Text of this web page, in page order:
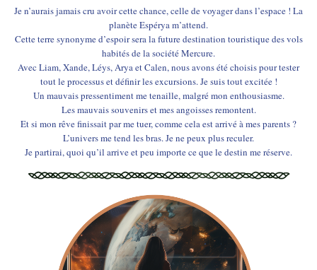
Je n’aurais jamais cru avoir cette chance, celle de voyager dans l’espace ! La
planète Espérya m’attend.
Cette terre synonyme d’espoir sera la future destination touristique des vols
habités de la société Mercure.
Avec Liam, Xande, Léys, Arya et Calen, nous avons été choisis pour tester
tout le processus et définir les excursions. Je suis tout excitée !
Un mauvais pressentiment me tenaille, malgré mon enthousiasme.
Les mauvais souvenirs et mes angoisses remontent.
Et si mon rêve finissait par me tuer, comme cela est arrivé à mes parents ?
L’univers me tend les bras. Je ne peux plus reculer.
Je partirai, quoi qu’il arrive et peu importe ce que le destin me réserve.